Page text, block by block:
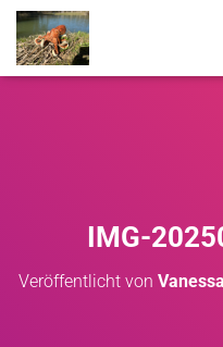
IMG-
Veröffentlicht von